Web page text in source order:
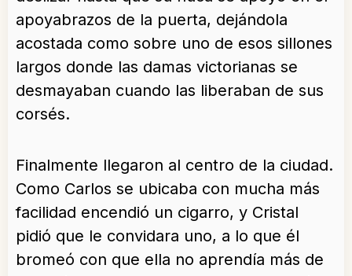
apoyabrazos de la puerta, dejándola
acostada como sobre uno de esos sillones
largos donde las damas victorianas se
desmayaban cuando las liberaban de sus
corsés.
Finalmente llegaron al centro de la ciudad.
Como Carlos se ubicaba con mucha más
facilidad encendió un cigarro, y Cristal
pidió que le convidara uno, a lo que él
bromeó con que ella no aprendía más de